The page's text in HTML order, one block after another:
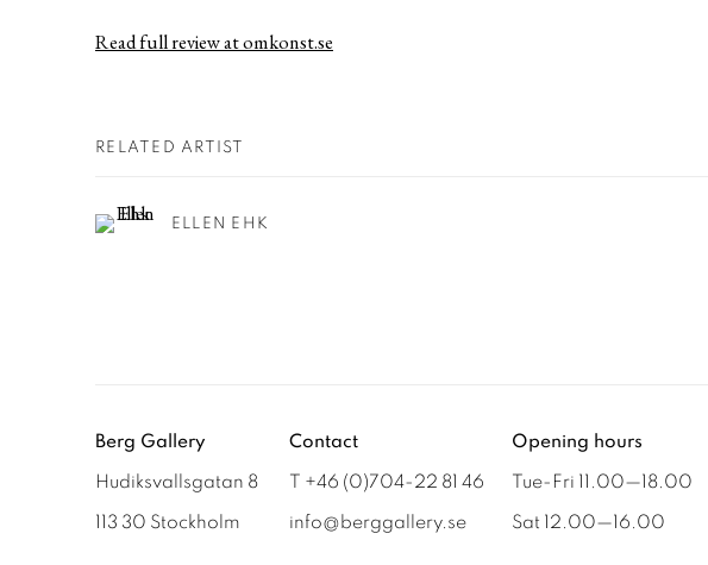
Read full review at omkonst.se
RELATED ARTIST
ELLEN EHK
Berg Gallery
Hudiksvallsgatan 8
113 30 Stockholm
Contact
T +46 (0)704-22 81 46
info@berggallery.se
Opening hours
Tue-Fri 11.00—18.00
Sat 12.00—16.00